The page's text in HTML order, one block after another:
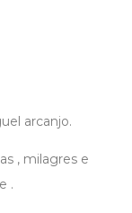
arcanjo.
, milagres e
.